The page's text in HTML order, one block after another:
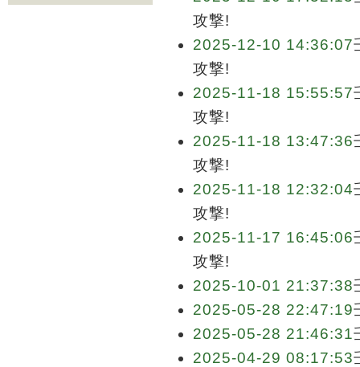
攻撃!
2025-12-10 14:36:07
攻撃!
2025-11-18 15:55:57
攻撃!
2025-11-18 13:47:36
攻撃!
2025-11-18 12:32:04
攻撃!
2025-11-17 16:45:06
攻撃!
2025-10-01 21:37:38
2025-05-28 22:47:19
2025-05-28 21:46:31
2025-04-29 08:17:53